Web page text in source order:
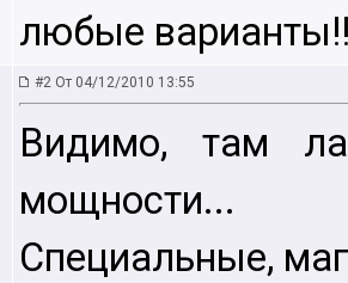
любые
#2 От 04/12/2010 13:55
Видимо, там
мощности...
Специальные,